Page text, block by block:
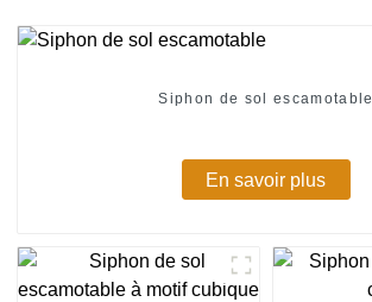
Siphon de sol escamotable
En savoir plus